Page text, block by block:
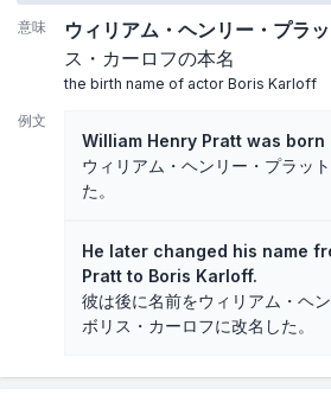
意味 ウィリアム・ヘンリー・プラッ
ス・カーロフの本名
the birth name of actor Boris Karloff
例文
William Henry Pratt was born
ウィリアム・ヘンリー・プラッ
た。
He later changed his name
Pratt to Boris Karloff.
彼は後に名前をウィリアム・ヘ
ボリス・カーロフに改名した。